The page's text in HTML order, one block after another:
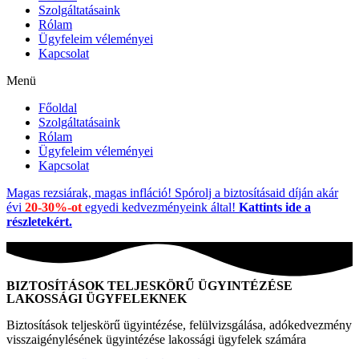
Szolgáltatásaink
Rólam
Ügyfeleim véleményei
Kapcsolat
Menü
Főoldal
Szolgáltatásaink
Rólam
Ügyfeleim véleményei
Kapcsolat
Magas rezsiárak, magas infláció! Spórolj a biztosításaid díján akár
évi 20-30%-ot egyedi kedvezményeink által! Kattints ide a
részletekért.
BIZTOSÍTÁSOK TELJESKÖRŰ ÜGYINTÉZÉSE
LAKOSSÁGI ÜGYFELEKNEK
Biztosítások teljeskörű ügyintézése, felülvizsgálása, adókedvezmény
visszaigénylésének ügyintézése lakossági ügyfelek számára